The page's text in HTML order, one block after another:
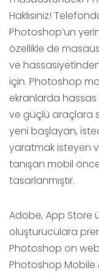
Haklısınız!
Photoshop’un
özellikle de
ve
için. Photoshop
ekranlarda
ve güçlü araçlara
yeni başlayan,
yaratmak isteyen
tanışan mobil
tasarlanmıştır.
Adobe, App Store
oluşturuculara
Photoshop on
Photoshop Mobile